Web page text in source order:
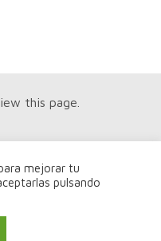
this page.
this page.
mejorar tu
pulsando